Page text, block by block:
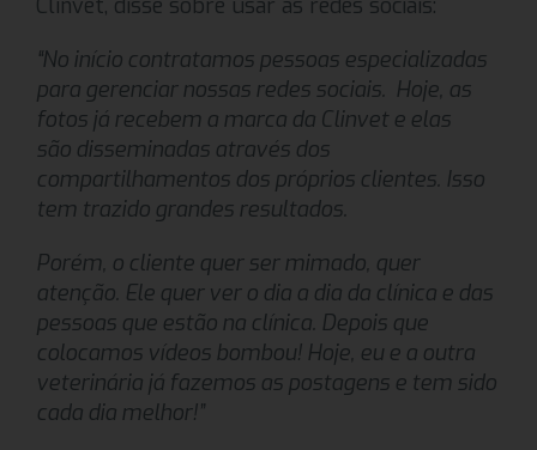
“No início contratamos pessoas especializadas
para gerenciar nossas redes sociais. Hoje, as
fotos já recebem a marca da Clinvet e elas
são disseminadas através dos
compartilhamentos dos próprios clientes. Isso
tem trazido grandes resultados.
Porém, o cliente quer ser mimado, quer
atenção. Ele quer ver o dia a dia da clínica e das
pessoas que estão na clínica. Depois que
colocamos vídeos bombou! Hoje, eu e a outra
veterinária já fazemos as postagens e tem sido
cada dia melhor!”